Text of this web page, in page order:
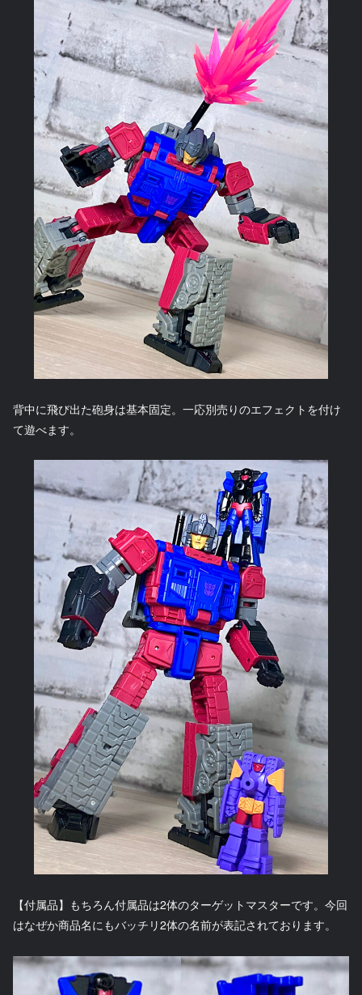
背中に飛び出た砲身は基本固定。一応別売りのエフェクトを付け
て遊べます。
【付属品】もちろん付属品は2体のターゲットマスターです。今回
はなぜか商品名にもバッチリ2体の名前が表記されております。